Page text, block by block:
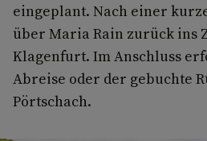
eingeplant. Nach einer
über Maria Rain zurück ins
Klagenfurt. Im Anschluss
Abreise oder der gebuchte
Pörtschach.